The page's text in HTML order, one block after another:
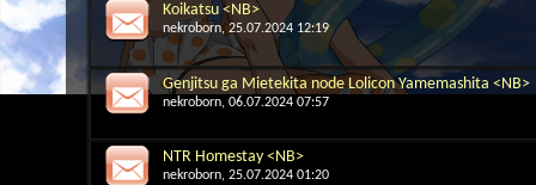
Koikatsu <NB>
nekroborn, 25.07.2024 12:19
Genjitsu ga Mietekita node Lolicon Yamemashita <NB>
nekroborn, 06.07.2024 07:57
NTR Homestay <NB>
nekroborn, 25.07.2024 01:20